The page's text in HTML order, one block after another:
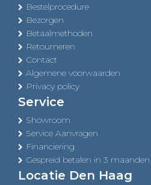
Bestelprocedure
Bezorgen
Betaalmethoden
Retourneren
Contact
Algemene voorwaarden
Privacy policy
Service
Showroom
Service Aanvragen
Financiering
Gespreid betalen in 3 maanden
Locatie Den Haag